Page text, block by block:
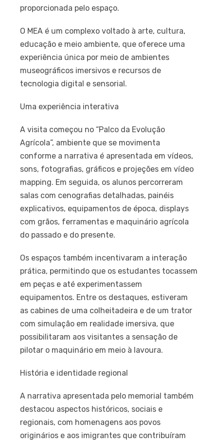
proporcionada pelo espaço.
O MEA é um complexo voltado à arte, cultura,
educação e meio ambiente, que oferece uma
experiência única por meio de ambientes
museográficos imersivos e recursos de
tecnologia digital e sensorial.
Uma experiência interativa
A visita começou no “Palco da Evolução
Agrícola”, ambiente que se movimenta
conforme a narrativa é apresentada em vídeos,
sons, fotografias, gráficos e projeções em vídeo
mapping. Em seguida, os alunos percorreram
salas com cenografias detalhadas, painéis
explicativos, equipamentos de época, displays
com grãos, ferramentas e maquinário agrícola
do passado e do presente.
Os espaços também incentivaram a interação
prática, permitindo que os estudantes tocassem
em peças e até experimentassem
equipamentos. Entre os destaques, estiveram
as cabines de uma colheitadeira e de um trator
com simulação em realidade imersiva, que
possibilitaram aos visitantes a sensação de
pilotar o maquinário em meio à lavoura.
História e identidade regional
A narrativa apresentada pelo memorial também
destacou aspectos históricos, sociais e
regionais, com homenagens aos povos
originários e aos imigrantes que contribuíram